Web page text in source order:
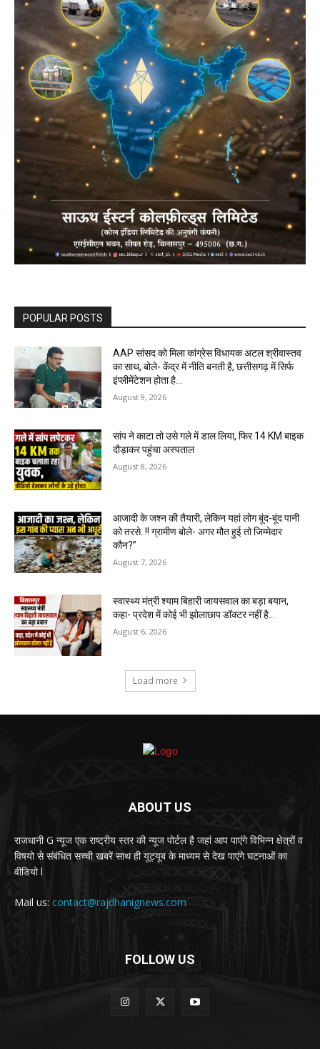
POPULAR POSTS
AAP सांसद को मिला कांग्रेस विधायक अटल श्रीवास्तव
का साथ, बोले- केंद्र में नीति बनती है, छत्तीसगढ़ में सिर्फ
इंप्लीमेंटेशन होता है…
August 9, 2026
सांप ने काटा तो उसे गले में डाल लिया, फिर 14 KM बाइक
दौड़ाकर पहुंचा अस्पताल
August 8, 2026
आजादी के जश्न की तैयारी, लेकिन यहां लोग बूंद-बूंद पानी
को तरसे..!! ग्रामीण बोले- अगर मौत हुई तो जिम्मेदार
कौन?”
August 7, 2026
स्वास्थ्य मंत्री श्याम बिहारी जायसवाल का बड़ा बयान,
कहा- प्रदेश में कोई भी झोलाछाप डॉक्टर नहीं है…
August 6, 2026
Load more
ABOUT US
राजधानी G न्यूज एक राष्ट्रीय स्तर की न्यूज पोर्टल है जहां आप पाएंगे विभिन्न क्षेत्रों व
विषयो से संबंधित सच्ची खबरें साथ ही यूट्यूब के माध्यम से देख पाएंगे घटनाओं का
वीडियो l
Mail us: contact@rajdhanignews.com
FOLLOW US